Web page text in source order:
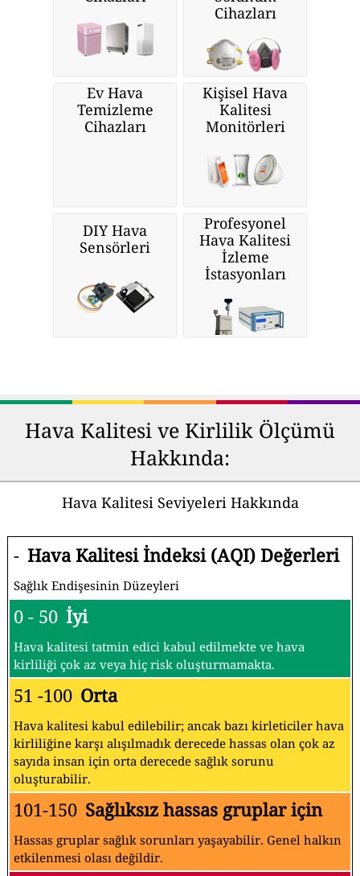
Cihazları
Ev Hava
Temizleme
Cihazları
Kişisel Hava
Kalitesi
Monitörleri
DIY Hava
Sensörleri
Profesyonel
Hava Kalitesi
İzleme
İstasyonları
Hava Kalitesi ve Kirlilik Ölçümü
Hakkında:
Hava Kalitesi Seviyeleri Hakkında
- Hava Kalitesi İndeksi (AQI) Değerleri
Sağlık Endişesinin Düzeyleri
0 - 50 İyi
Hava kalitesi tatmin edici kabul edilmekte ve hava
kirliliği çok az veya hiç risk oluşturmamakta.
51 -100 Orta
Hava kalitesi kabul edilebilir; ancak bazı kirleticiler hava
kirliliğine karşı alışılmadık derecede hassas olan çok az
sayıda insan için orta derecede sağlık sorunu
oluşturabilir.
101-150 Sağlıksız hassas gruplar için
Hassas gruplar sağlık sorunları yaşayabilir. Genel halkın
etkilenmesi olası değildir.